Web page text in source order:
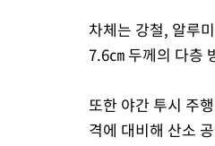
차체는 강철, 알루
7.6㎝ 두께의 다층
또한 야간 투시 주
격에 대비해 산소